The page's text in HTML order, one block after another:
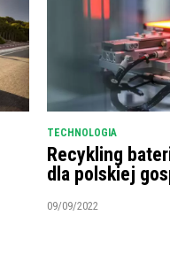
TECHNOLOGIA
Recykling
dla polskiej
09/09/2022